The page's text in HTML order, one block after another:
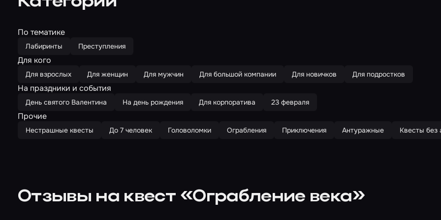
По тематике
Лабиринты Преступления
Для кого
Для взрослых Для женщин Для мужчин Для большой компании Для новичков Для подростков
На праздники и события
День святого Валентина На день рождения Для корпоратива 23 февраля
Прочие
Нестрашные квесты До 7 человек Головоломки Ограбления Приключения Антуражные Квесты без
Отзывы на квест «Ограбление века»